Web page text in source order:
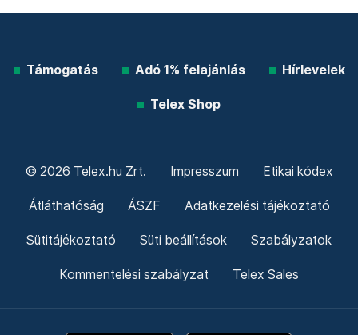
Támogatás Adó 1% felajánlás Hírlevelek
Telex Shop
© 2026 Telex.hu Zrt. Impresszum Etikai kódex
Átláthatóság ÁSZF Adatkezelési tájékoztató
Sütitájékoztató Süti beállítások Szabályzatok
Kommentelési szabályzat Telex Sales